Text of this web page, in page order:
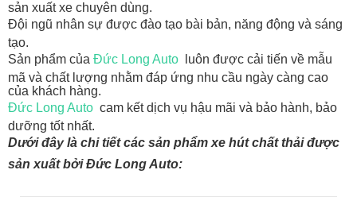
sản xuất xe chuyên dùng.
Đội ngũ nhân sự được đào tạo bài bản, năng động và sáng
tạo.
Sản phẩm của Đức Long Auto luôn được cải tiến về mẫu
mã và chất lượng nhằm đáp ứng nhu cầu ngày càng cao
của khách hàng.
Đức Long Auto cam kết dịch vụ hậu mãi và bảo hành, bảo
dưỡng tốt nhất.
Dưới đây là chi tiết các sản phẩm xe hút chất thải được
sản xuất bởi Đức Long Auto: